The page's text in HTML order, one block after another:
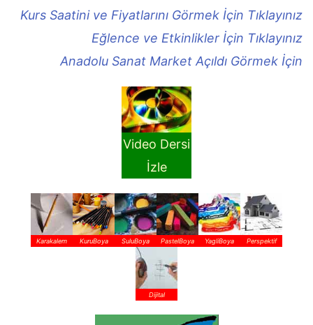
Kurs Saatini ve Fiyatlarını Görmek İçin Tıklayınız
Eğlence ve Etkinlikler İçin Tıklayınız
Anadolu Sanat Market Açıldı Görmek İçin
Video Dersi
İzle
Karakalem KuruBoya SuluBoya PastelBoya YagliBoya Perspektif
Dijital